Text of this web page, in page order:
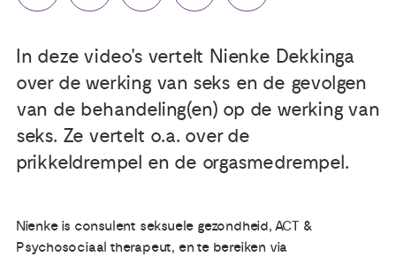
In deze video's vertelt Nienke Dekkinga
over de werking van seks en de gevolgen
van de behandeling(en) op de werking van
seks. Ze vertelt o.a. over de
prikkeldrempel en de orgasmedrempel.
Nienke is consulent seksuele gezondheid, ACT &
Psychosociaal therapeut, en te bereiken via